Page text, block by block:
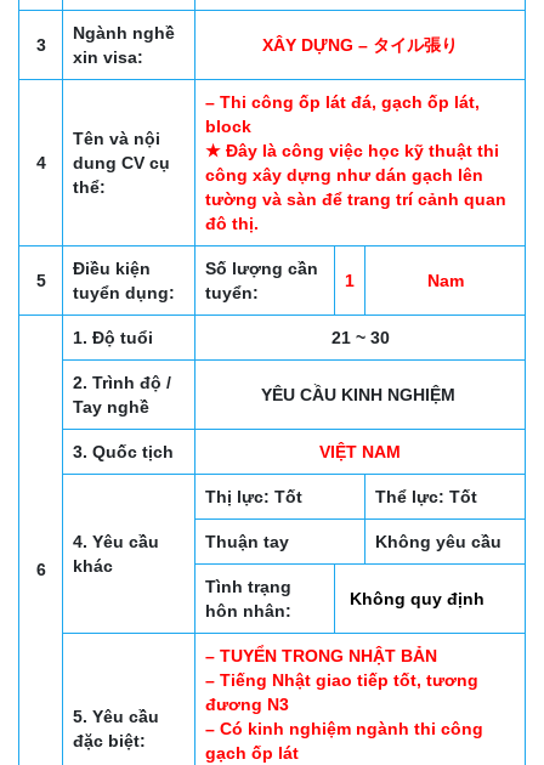
3
Ngành nghề
xin visa:
XÂY DỰNG – タイル張り
4
Tên và nội
dung CV cụ
thể:
– Thi công ốp lát đá, gạch ốp lát,
block
★ Đây là công việc học kỹ thuật thi
công xây dựng như dán gạch lên
tường và sàn để trang trí cảnh quan
đô thị.
5
Điều kiện
tuyển dụng:
Số lượng cần
tuyển:
1 Nam
6
1. Độ tuổi 21 ~ 30
2. Trình độ /
Tay nghề
YÊU CẦU KINH NGHIỆM
3. Quốc tịch VIỆT NAM
4. Yêu cầu
khác
Thị lực: Tốt Thể lực: Tốt
Thuận tay Không yêu cầu
Tình trạng
hôn nhân:
Không quy định
5. Yêu cầu
đặc biệt:
– TUYỂN TRONG NHẬT BẢN
– Tiếng Nhật giao tiếp tốt, tương
đương N3
– Có kinh nghiệm ngành thi công
gạch ốp lát